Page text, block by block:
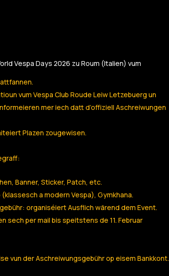
Vespa Days 2026 zu Roum (Italien) vum
vum Vespa Club Roude Leiw Letzebuerg un
mer iech datt d’offiziell Aschreiwungen
Plazen zougewisen.
Banner, Sticker, Patch, etc.
a modern Vespa), Gymkhana.
organiséiert Ausflich wärend dem Event.
sech per mail bis speitstens de 11. Februar
vun der Aschreiwungsgebühr op eisem Bankkont.